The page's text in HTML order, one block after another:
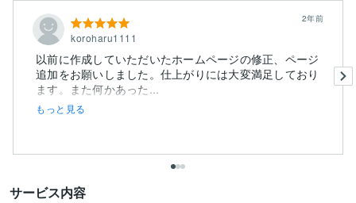
koroharu1111
2年前
以前に作成していただいたホームページの修正、ページ
追加をお願いしました。仕上がりには大変満足しており
ます。また何かあった...
もっと見る
サービス内容